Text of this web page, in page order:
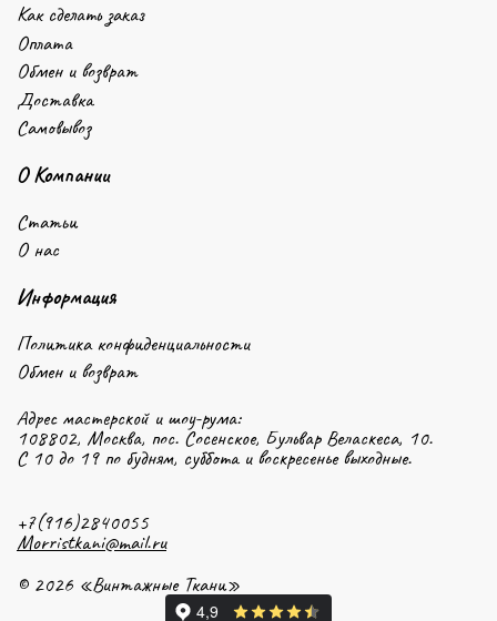
Как сделать заказ
Оплата
Обмен и возврат
Доставка
Самовывоз
О Компании
Статьи
О нас
Информация
Политика конфиденциальности
Обмен и возврат
Адрес мастерской и шоу-рума:
108802, Москва, пос. Сосенское, Бульвар Веласкеса, 10.
С 10 до 19 по будням, суббота и воскресенье выходные.
+7(916)2840055
Morristkani@mail.ru
© 2026 «Винтажные Ткани»